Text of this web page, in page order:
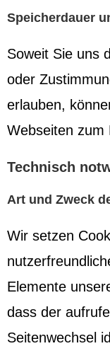
Speicherdauer
Soweit Sie uns
oder
erlauben,
Webseiten zum
Technisch
Art und Zweck
Wir setzen
Elemente
dass der
Seitenwechsel